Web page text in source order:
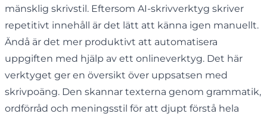
mänsklig skrivstil. Eftersom AI-skrivverktyg skriver
repetitivt innehåll är det lätt att känna igen manuellt.
Ändå är det mer produktivt att automatisera
uppgiften med hjälp av ett onlineverktyg. Det här
verktyget ger en översikt över uppsatsen med
skrivpoäng. Den skannar texterna genom grammatik,
ordförråd och meningsstil för att djupt förstå hela